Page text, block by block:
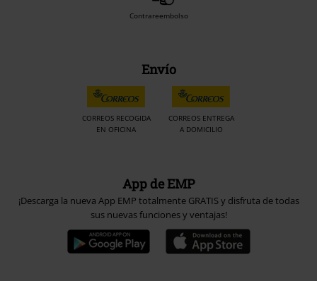
Contrareembolso
Envío
CORREOS RECOGIDA
EN OFICINA
CORREOS ENTREGA
A DOMICILIO
App de EMP
¡Descarga la nueva App EMP totalmente GRATIS y disfruta de todas
sus nuevas funciones y ventajas!